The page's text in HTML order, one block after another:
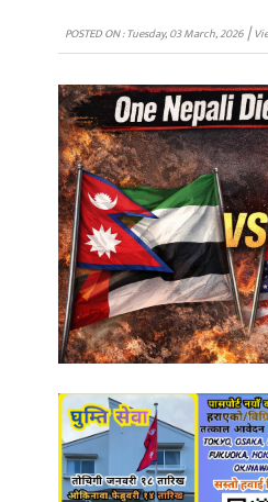
POSTED ON : Tuesday, 03 March, 2026|